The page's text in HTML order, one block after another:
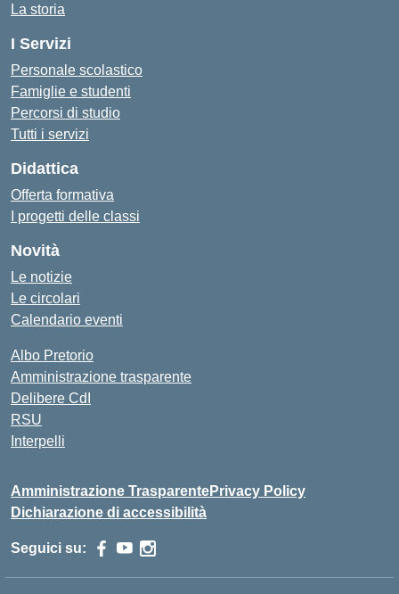
La storia
I Servizi
Personale scolastico
Famiglie e studenti
Percorsi di studio
Tutti i servizi
Didattica
Offerta formativa
I progetti delle classi
Novità
Le notizie
Le circolari
Calendario eventi
Albo Pretorio
Amministrazione trasparente
Delibere CdI
RSU
Interpelli
Amministrazione TrasparentePrivacy Policy
Dichiarazione di accessibilità
Seguici su: